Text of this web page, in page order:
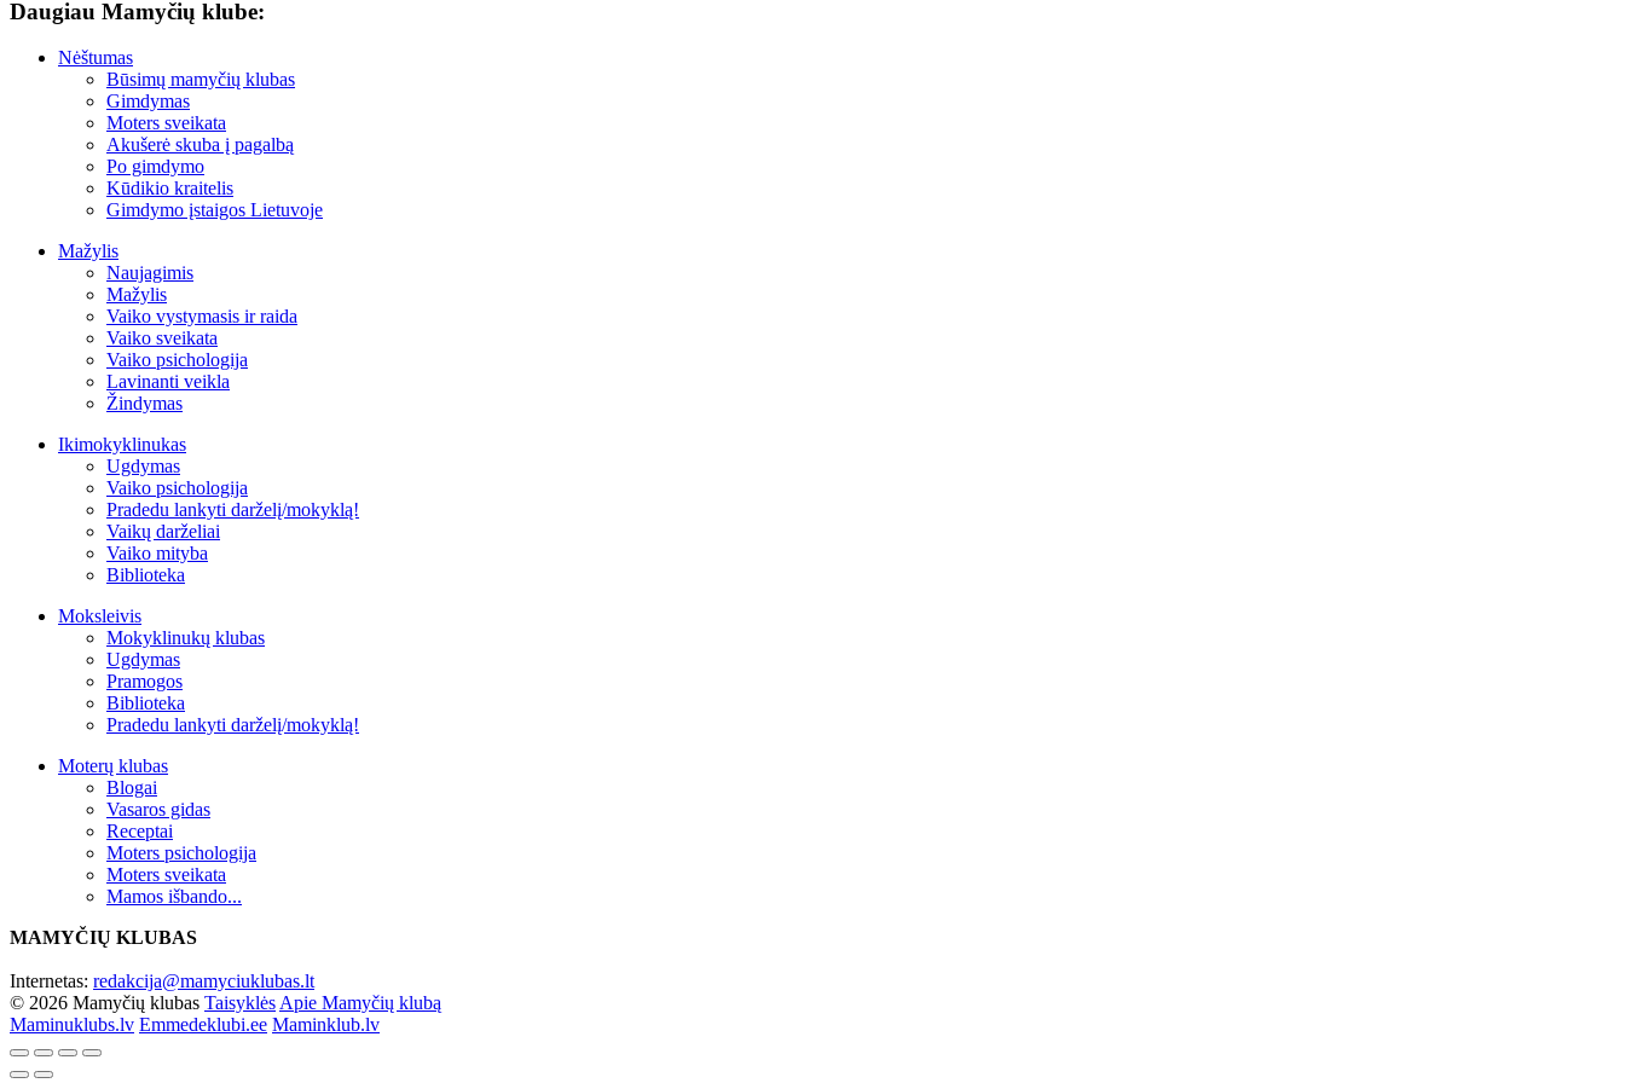
Daugiau Mamyčių klube:
Nėštumas
Būsimų mamyčių klubas
Gimdymas
Moters sveikata
Akušerė skuba į pagalbą
Po gimdymo
Kūdikio kraitelis
Gimdymo įstaigos Lietuvoje
Mažylis
Naujagimis
Mažylis
Vaiko vystymasis ir raida
Vaiko sveikata
Vaiko psichologija
Lavinanti veikla
Žindymas
Ikimokyklinukas
Ugdymas
Vaiko psichologija
Pradedu lankyti darželį/mokyklą!
Vaikų darželiai
Vaiko mityba
Biblioteka
Moksleivis
Mokyklinukų klubas
Ugdymas
Pramogos
Biblioteka
Pradedu lankyti darželį/mokyklą!
Moterų klubas
Blogai
Vasaros gidas
Receptai
Moters psichologija
Moters sveikata
Mamos išbando...
MAMYČIŲ KLUBAS
Internetas: redakcija@mamyciuklubas.lt
© 2026 Mamyčių klubas Taisyklės Apie Mamyčių klubą
Maminuklubs.lv Emmedeklubi.ee Maminklub.lv